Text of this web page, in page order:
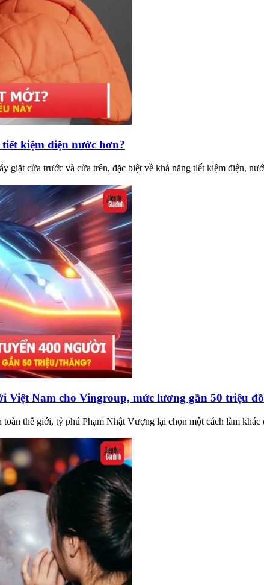
kiệm điện nước hơn?
giặt cửa trước và cửa trên, đặc biệt về khả năng tiết kiệm điện,
Việt Nam cho Vingroup, mức lương gần 50 triệu
thế giới, tỷ phú Phạm Nhật Vượng lại chọn một cách làm